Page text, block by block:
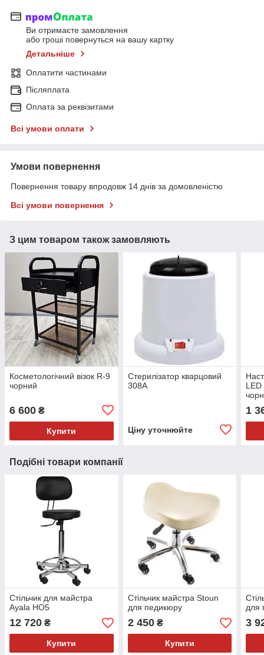
Ви отримаєте замовлення
або гроші повернуться на вашу картку
Детальніше
Оплатити частинами
Післяплата
Оплата за реквізитами
Всі умови оплати
Умови повернення
Повернення товару впродовж 14 днів за домовленістю
Всі умови повернення
З цим товаром також замовляють
Косметологічний візок R-9
чорний
6 600 ₴
Купити
Стерилізатор кварцовий
308A
Ціну уточнюйте
1
Подібні товари компанії
Стільчик для майстра
Ayala НО5
12 720 ₴
Купити
Стільчик майстра Stoun
для педикюру
2 450₴
Купити
для
3